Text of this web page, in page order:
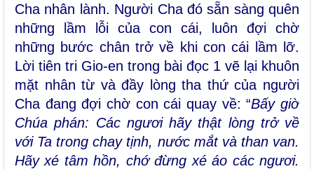
Cha nhân lành. Người Cha đó sẵn sàng quên
những lầm lỗi của con cái, luôn đợi chờ
những bước chân trở về khi con cái lầm lỡ.
Lời tiên tri Gio-en trong bài đọc 1 vẽ lại khuôn
mặt nhân từ và đầy lòng tha thứ của người
Cha đang đợi chờ con cái quay về: “Bấy giờ
Chúa phán: Các ngươi hãy thật lòng trở về
với Ta trong chay tịnh, nước mắt và than van.
Hãy xé tâm hồn, chớ đừng xé áo các ngươi.